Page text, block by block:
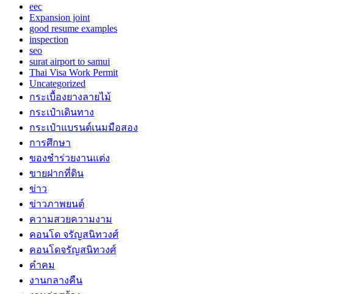
eec
Expansion joint
good resume examples
inspection
seo
surat airport to samui
Thai Visa Work Permit
Uncategorized
กระเบื้องยางลายไม้
กระเป๋าเดินทาง
กระเป๋าแบรนด์เนมมือสอง
การศึกษา
ของชำร่วยงานแต่ง
ขายฝากที่ดิน
ข่าว
ข่าวภาพยนต์
ความสวยความงาม
คอนโด จรัญสนิทวงศ์
คอนโดจรัญสนิทวงศ์
คำคม
งานกลางคืน